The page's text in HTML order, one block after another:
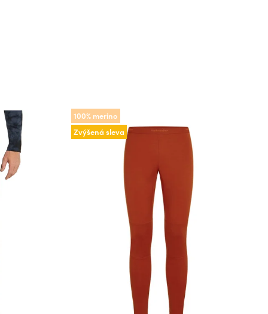
100% merino
Zvýšená sleva